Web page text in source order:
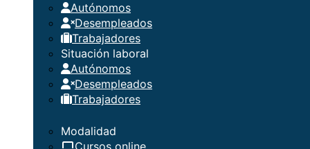
Autónomos
Desempleados
Trabajadores
Situación laboral
Autónomos
Desempleados
Trabajadores
Modalidad
Cursos online